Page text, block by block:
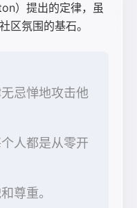
）提出的定律，虽
区氛围的基石。
忌惮地攻击他
人都是从零开
尊重。